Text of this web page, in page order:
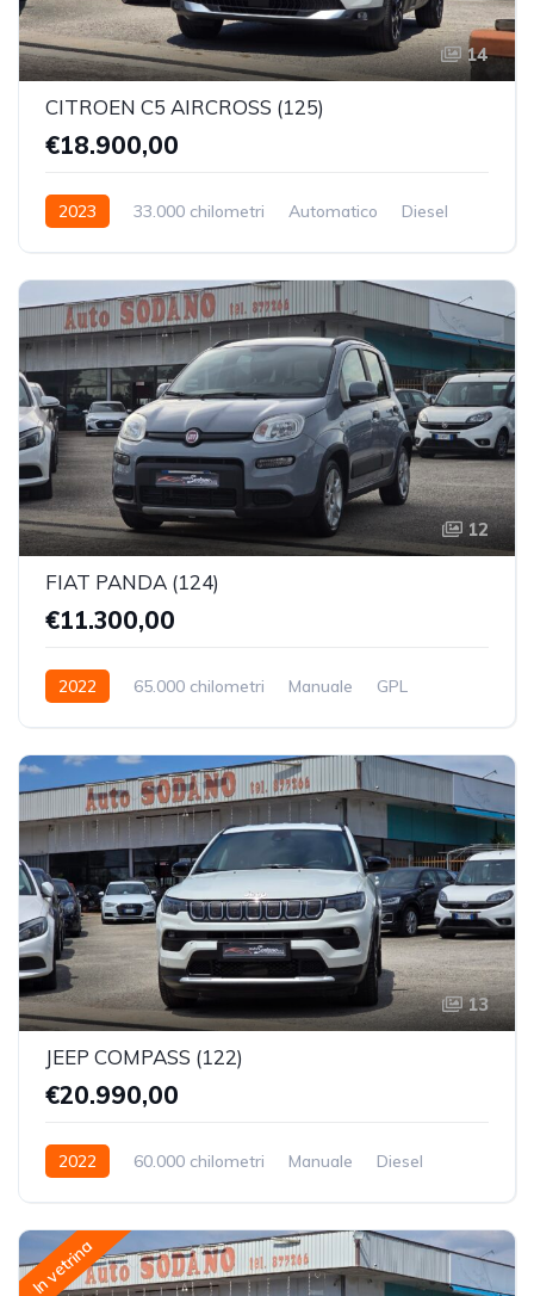
14
CITROEN C5 AIRCROSS (125)
€18.900,00
2023 33.000 chilometri Automatico
Diesel
12
FIAT PANDA (124)
€11.300,00
2022 65.000 chilometri Manuale
GPL
13
JEEP COMPASS (122)
€20.990,00
2022 60.000 chilometri Manuale
Diesel
In vetrina